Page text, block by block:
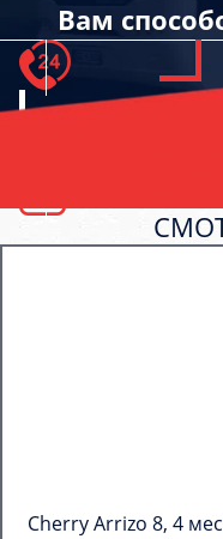
Вам
Cherry Arrizo 8, 4